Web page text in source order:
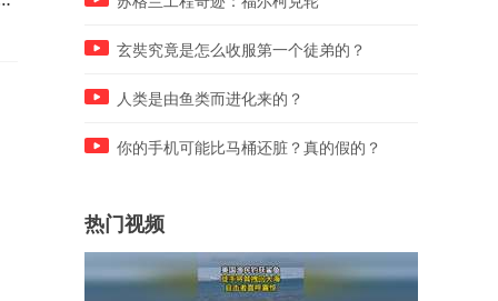
玄奘究竟是怎么收服第一个徒弟的？
人类是由鱼类而进化来的？
你的手机可能比马桶还脏？真的假的？
热门视频